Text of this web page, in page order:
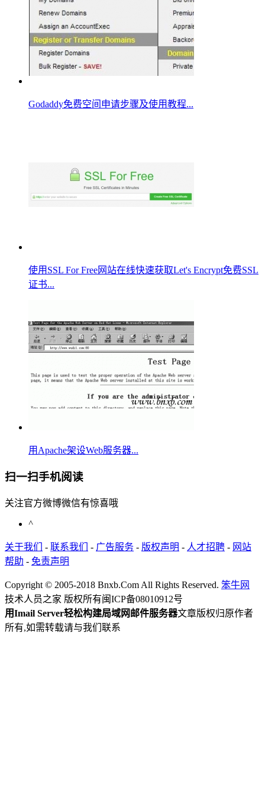
Godaddy免费空间申请步骤及使用教程...
使用SSL For Free网站在线快速获取Let's Encrypt免费SSL
证书...
用Apache架设Web服务器...
扫一扫手机阅读
关注官方微博微信有惊喜哦
^
关于我们 - 联系我们 - 广告服务 - 版权声明 - 人才招聘 - 网站
帮助 - 免责声明
Copyright © 2005-2018 Bnxb.Com All Rights Reserved. 笨牛网
技术人员之家 版权所有闽ICP备08010912号
用Imail Server轻松构建局域网邮件服务器文章版权归原作者
所有,如需转载请与我们联系